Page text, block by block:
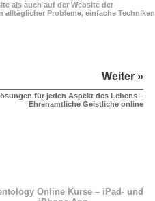
als auch auf der Website der
Probleme, einfache Techniken
Weiter »
für jeden Aspekt des Lebens –
Ehrenamtliche Geistliche online
Online Kurse – iPad- und